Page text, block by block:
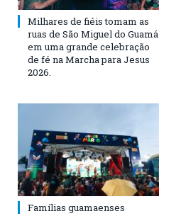
Milhares de fiéis tomam as
ruas de São Miguel do Guamá
em uma grande celebração
de fé na Marcha para Jesus
2026.
Famílias guamaenses